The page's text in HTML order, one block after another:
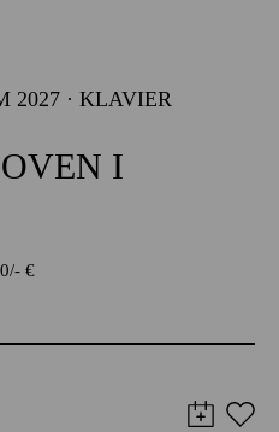
2027 · KLAVIER
I
- €